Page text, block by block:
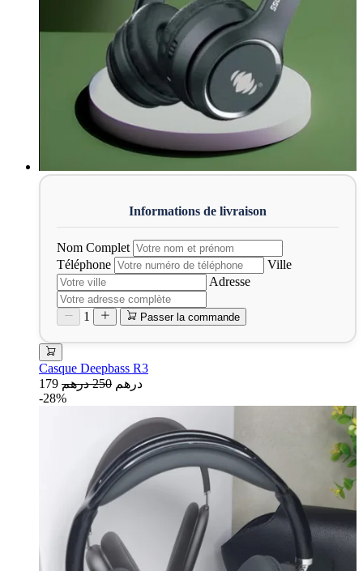
Nom Complet
Téléphone
Ville
Adresse
1 Passer la commande
Casque Deepbass R3
179 درهم 250 درهم
-28%